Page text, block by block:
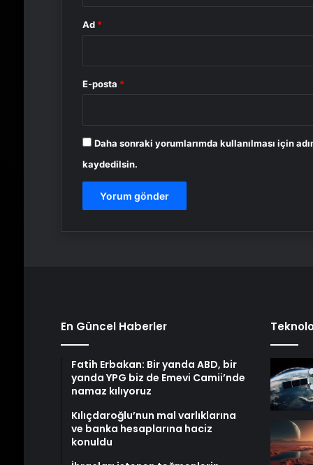
Ad *
E-posta *
Daha sonraki yorumlarımda kullanılması için
kaydedilsin.
En Güncel Haberler
Fatih Erbakan: Bir yanda ABD, bir
yanda YPG biz de Emevi Camii’nde
namaz kılıyoruz
Kılıçdaroğlu’nun mal varlıklarına
ve banka hesaplarına haciz
konuldu